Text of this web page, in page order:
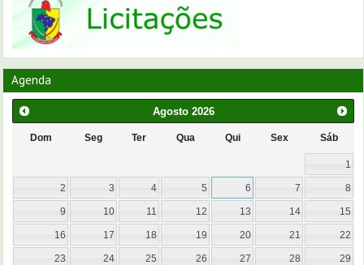
Agenda
Agosto 2026
Dom Seg Ter Qua Qui Sex Sáb
1
2 3 4 5 6 7 8
9 10 11 12 13 14 15
16 17 18 19 20 21 22
23 24 25 26 27 28 29